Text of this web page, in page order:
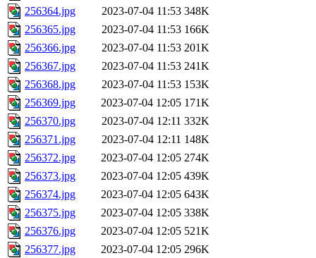
256364.jpg
2023-07-04 11:53 348K
256365.jpg
2023-07-04 11:53 166K
256366.jpg
2023-07-04 11:53 201K
256367.jpg
2023-07-04 11:53 241K
256368.jpg
2023-07-04 11:53 153K
256369.jpg
2023-07-04 12:05 171K
256370.jpg
2023-07-04 12:11 332K
256371.jpg
2023-07-04 12:11 148K
256372.jpg
2023-07-04 12:05 274K
256373.jpg
2023-07-04 12:05 439K
256374.jpg
2023-07-04 12:05 643K
256375.jpg
2023-07-04 12:05 338K
256376.jpg
2023-07-04 12:05 521K
256377.jpg
2023-07-04 12:05 296K